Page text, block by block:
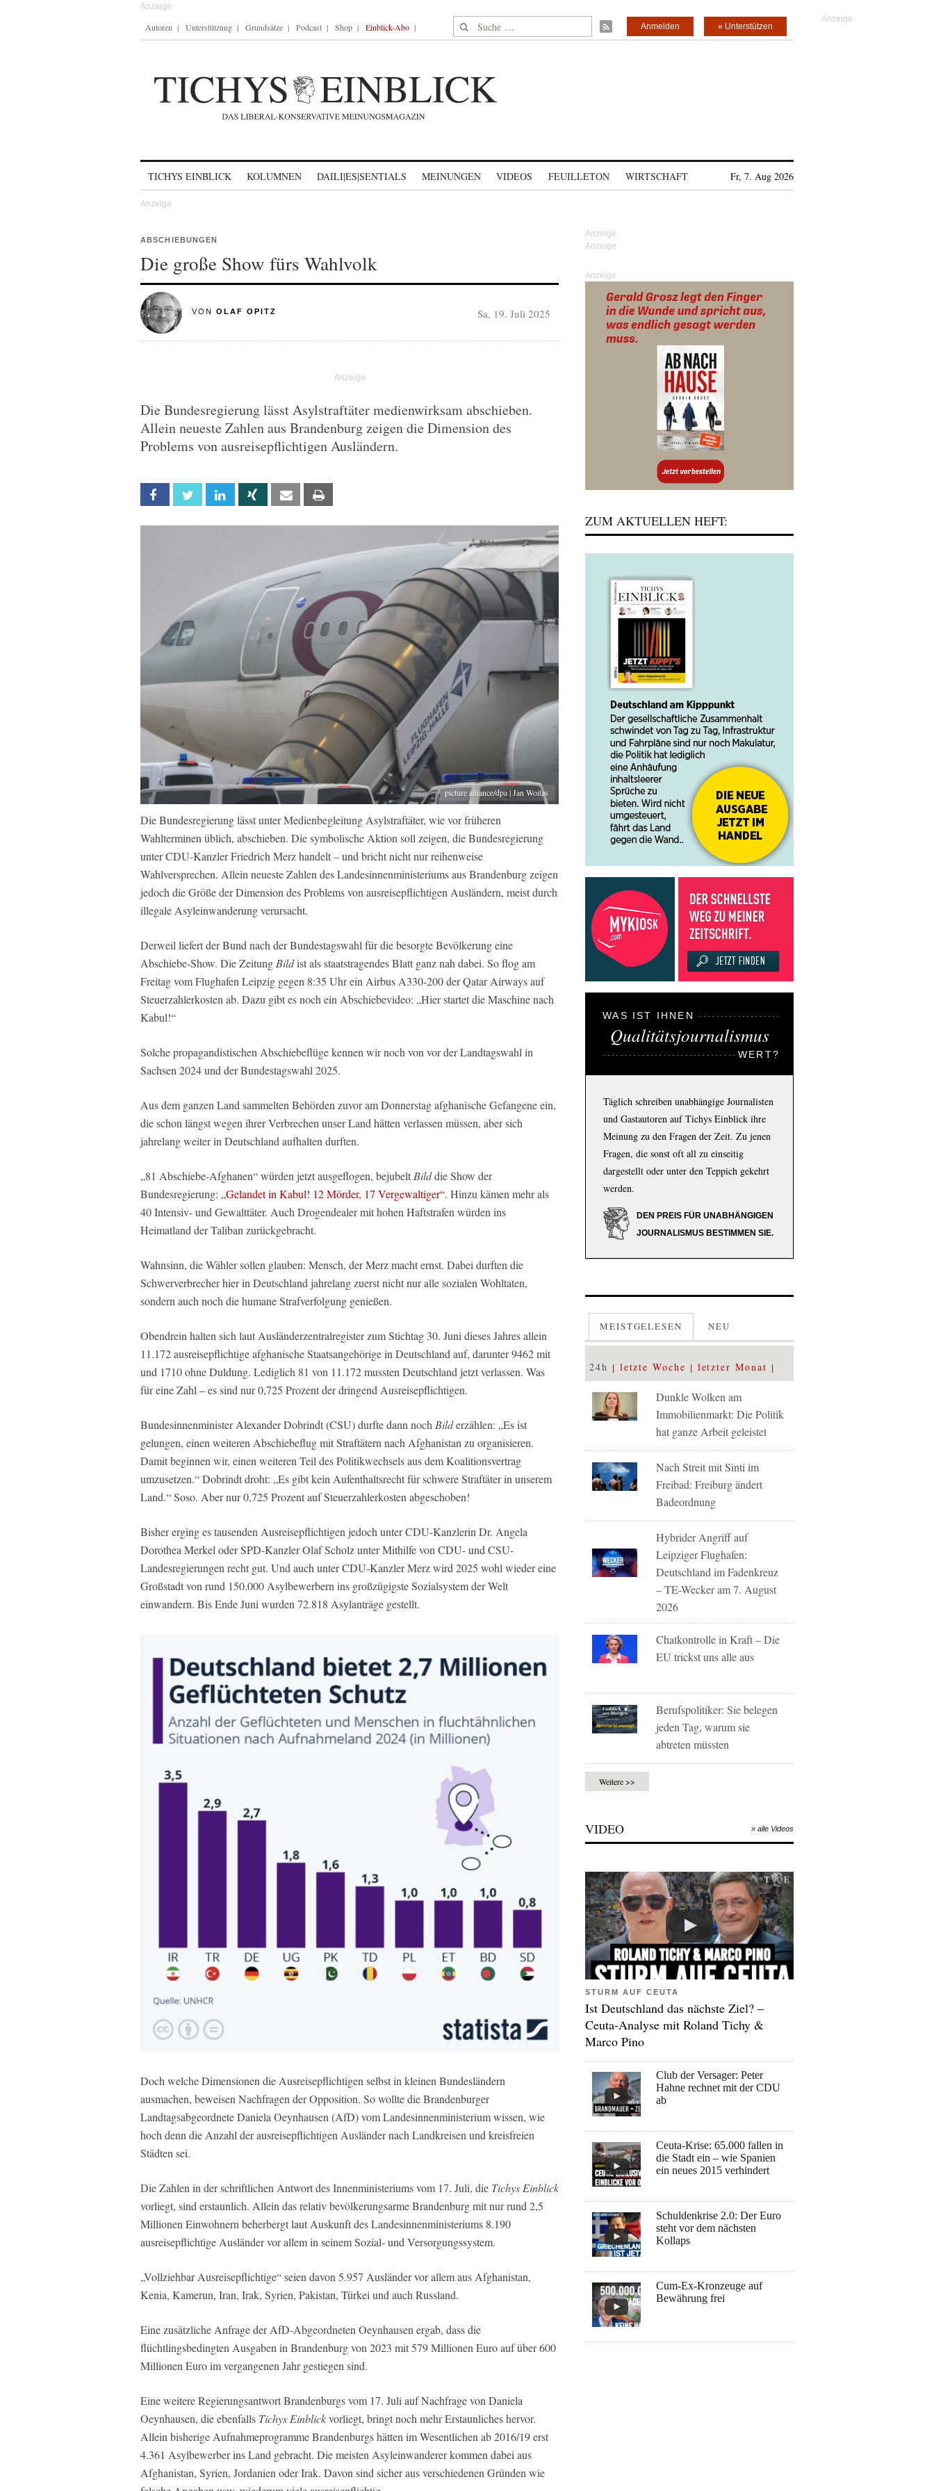
Autoren Unterstützung Grundsätze Podcast Shop Einblick-Abo Suche nach: » Unterstützen
Anmelden
TICHYS EINBLICK KOLUMNEN DAILI|ES|SENTIALS MEINUNGEN VIDEOS FEUILLETON WIRTSCHAFT Fr, 7. Aug 2026
ABSCHIEBUNGEN
Die große Show fürs Wahlvolk
VON OLAF OPITZ Sa, 19. Juli 2025
Die Bundesregierung lässt Asylstraftäter medienwirksam abschieben.
Allein neueste Zahlen aus Brandenburg zeigen die Dimension des
Problems von ausreisepflichtigen Ausländern.
Facebook Twitter Linkedin Xing Email
picture alliance/dpa | Jan Woitas
Die Bundesregierung lässt unter Medienbegleitung Asylstraftäter, wie vor früheren
Wahlterminen üblich, abschieben. Die symbolische Aktion soll zeigen, die Bundesregierung
unter CDU-Kanzler Friedrich Merz handelt – und bricht nicht nur reihenweise
Wahlversprechen. Allein neueste Zahlen des Landesinnenministeriums aus Brandenburg zeigen
jedoch die Größe der Dimension des Problems von ausreisepflichtigen Ausländern, meist durch
illegale Asyleinwanderung verursacht.
Derweil liefert der Bund nach der Bundestagswahl für die besorgte Bevölkerung eine
Abschiebe-Show. Die Zeitung Bildist als staatstragendes Blatt ganz nah dabei. So flog am
Freitag vom Flughafen Leipzig gegen 8:35 Uhr ein Airbus A330-200 der Qatar Airways auf
Steuerzahlerkosten ab. Dazu gibt es noch ein Abschiebevideo: „Hier startet die Maschine nach
Kabul!“
Solche propagandistischen Abschiebeflüge kennen wir noch von vor der Landtagswahl in
Sachsen 2024 und der Bundestagswahl 2025.
Aus dem ganzen Land sammelten Behörden zuvor am Donnerstag afghanische Gefangene ein,
die schon längst wegen ihrer Verbrechen unser Land hätten verlassen müssen, aber sich
jahrelang weiter in Deutschland aufhalten durften.
„81 Abschiebe-Afghanen“ würden jetzt ausgeflogen, bejubelt Bilddie Show der
Bundesregierung: „Gelandet in Kabul! 12 Mörder, 17 Vergewaltiger“. Hinzu kämen mehr als
40 Intensiv- und Gewalttäter. Auch Drogendealer mit hohen Haftstrafen würden ins
Heimatland der Taliban zurückgebracht.
Wahnsinn, die Wähler sollen glauben: Mensch, der Merz macht ernst. Dabei durften die
Schwerverbrecher hier in Deutschland jahrelang zuerst nicht nur alle sozialen Wohltaten,
sondern auch noch die humane Strafverfolgung genießen.
Obendrein halten sich laut Ausländerzentralregister zum Stichtag 30. Juni dieses Jahres allein
11.172 ausreisepflichtige afghanische Staatsangehörige in Deutschland auf, darunter 9462 mit
und 1710 ohne Duldung. Lediglich 81 von 11.172 mussten Deutschland jetzt verlassen. Was
für eine Zahl – es sind nur 0,725 Prozent der dringend Ausreisepflichtigen.
Bundesinnenminister Alexander Dobrindt (CSU) durfte dann noch Bilderzählen: „Es ist
gelungen, einen weiteren Abschiebeflug mit Straftätern nach Afghanistan zu organisieren.
Damit beginnen wir, einen weiteren Teil des Politikwechsels aus dem Koalitionsvertrag
umzusetzen.“ Dobrindt droht: „Es gibt kein Aufenthaltsrecht für schwere Straftäter in unserem
Land.“ Soso. Aber nur 0,725 Prozent auf Steuerzahlerkosten abgeschoben!
Bisher erging es tausenden Ausreisepflichtigen jedoch unter CDU-Kanzlerin Dr. Angela
Dorothea Merkel oder SPD-Kanzler Olaf Scholz unter Mithilfe von CDU- und CSU-
Landesregierungen recht gut. Und auch unter CDU-Kanzler Merz wird 2025 wohl wieder eine
Großstadt von rund 150.000 Asylbewerbern ins großzügigste Sozialsystem der Welt
einwandern. Bis Ende Juni wurden 72.818 Asylanträge gestellt.
Doch welche Dimensionen die Ausreisepflichtigen selbst in kleinen Bundesländern
ausmachen, beweisen Nachfragen der Opposition. So wollte die Brandenburger
Landtagsabgeordnete Daniela Oeynhausen (AfD) vom Landesinnenministerium wissen, wie
hoch denn die Anzahl der ausreisepflichtigen Ausländer nach Landkreisen und kreisfreien
Städten sei.
Die Zahlen in der schriftlichen Antwort des Innenministeriums vom 17. Juli, die Tichys Einblick
vorliegt, sind erstaunlich. Allein das relativ bevölkerungsarme Brandenburg mit nur rund 2,5
Millionen Einwohnern beherbergt laut Auskunft des Landesinnenministeriums 8.190
ausreisepflichtige Ausländer vor allem in seinem Sozial- und Versorgungssystem.
„Vollziehbar Ausreisepflichtige“ seien davon 5.957 Ausländer vor allem aus Afghanistan,
Kenia, Kamerun, Iran, Irak, Syrien, Pakistan, Türkei und auch Russland.
Eine zusätzliche Anfrage der AfD-Abgeordneten Oeynhausen ergab, dass die
flüchtlingsbedingten Ausgaben in Brandenburg von 2023 mit 579 Millionen Euro auf über 600
Millionen Euro im vergangenen Jahr gestiegen sind.
Eine weitere Regierungsantwort Brandenburgs vom 17. Juli auf Nachfrage von Daniela
Oeynhausen, die ebenfalls Tichys Einblickvorliegt, bringt noch mehr Erstaunliches hervor.
Allein bisherige Aufnahmeprogramme Brandenburgs hätten im Wesentlichen ab 2016/19 erst
4.361 Asylbewerber ins Land gebracht. Die meisten Asyleinwanderer kommen dabei aus
Afghanistan, Syrien, Jordanien oder Irak. Davon sind sicher aus verschiedenen Gründen wie
Anzeige
ZUM AKTUELLEN HEFT:
WAS IST IHNEN
Qualitätsjournalismus
WERT?
Täglich schreiben unabhängige Journalisten
und Gastautoren auf Tichys Einblick ihre
Meinung zu den Fragen der Zeit. Zu jenen
Fragen, die sonst oft all zu einseitig
dargestellt oder unter den Teppich gekehrt
werden.
DEN PREIS FÜR UNABHÄNGIGEN
JOURNALISMUS BESTIMMEN SIE.
MEISTGELESEN NEU
24h letzte Woche letzter Monat
Dunkle Wolken am
Immobilienmarkt: Die Politik
hat ganze Arbeit geleistet
Nach Streit mit Sinti im
Freibad: Freiburg ändert
Badeordnung
Hybrider Angriff auf
Leipziger Flughafen:
Deutschland im Fadenkreuz
– TE-Wecker am 7. August
2026
Chatkontrolle in Kraft – Die
EU trickst uns alle aus
Berufspolitiker: Sie belegen
jeden Tag, warum sie
abtreten müssten
Weitere >>
VIDEO » alle Videos
STURM AUF CEUTA
Ist Deutschland das nächste Ziel? –
Ceuta-Analyse mit Roland Tichy &
Marco Pino
Club der Versager: Peter
Hahne rechnet mit der CDU
ab
Ceuta-Krise: 65.000 fallen in
die Stadt ein – wie Spanien
ein neues 2015 verhindert
Schuldenkrise 2.0: Der Euro
steht vor dem nächsten
Kollaps
Cum-Ex-Kronzeuge auf
Bewährung frei